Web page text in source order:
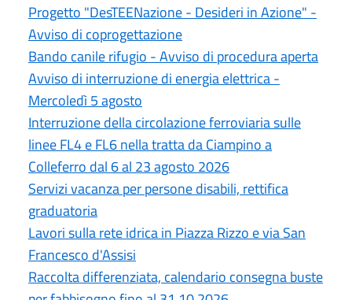
Progetto "DesTEENazione - Desideri in Azione" -
Avviso di coprogettazione
Bando canile rifugio - Avviso di procedura aperta
Avviso di interruzione di energia elettrica -
Mercoledì 5 agosto
Interruzione della circolazione ferroviaria sulle
linee FL4 e FL6 nella tratta da Ciampino a
Colleferro dal 6 al 23 agosto 2026
Servizi vacanza per persone disabili, rettifica
graduatoria
Lavori sulla rete idrica in Piazza Rizzo e via San
Francesco d'Assisi
Raccolta differenziata, calendario consegna buste